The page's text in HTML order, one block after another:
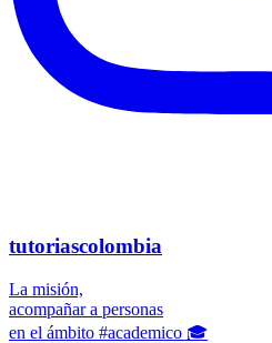
tutoriascolombia
La misión,
acompañar a personas
en el ámbito #academico 🎓